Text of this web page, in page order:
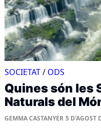
SOCIETAT/ ODS
Quines són les
Naturals del
GEMMA CASTANYER 5 D'AGOST